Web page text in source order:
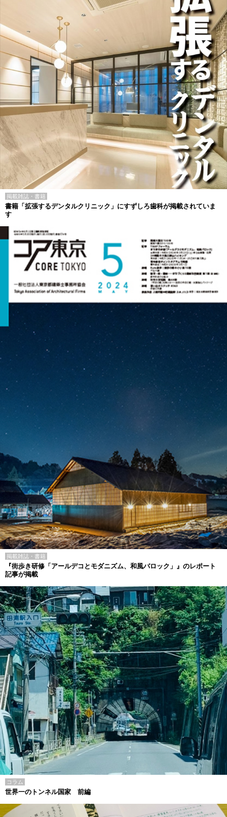
掲載雑誌・書籍
書籍「拡張するデンタルクリニック」にすずしろ歯科が掲載されていま
す
掲載雑誌・書籍
『街歩き研修「アールデコとモダニズム、和風バロック」』のレポート
記事が掲載
コラム
世界一のトンネル国家 前編